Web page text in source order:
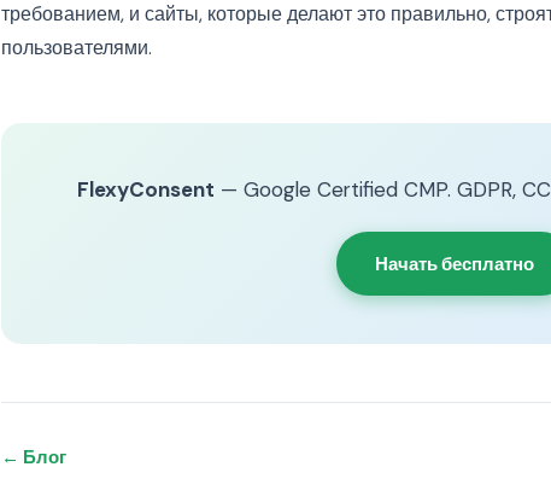
требованием, и сайты, которые делают это правильно,
пользователями.
FlexyConsent — Google Certified CMP. GDPR,
Начать бесплатно
← Блог